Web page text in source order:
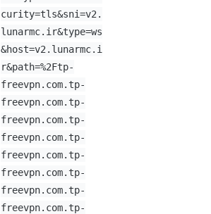
curity=tls&sni=v2.
lunarmc.ir&type=ws
&host=v2.lunarmc.i
r&path=%2Ftp-
freevpn.com.tp-
freevpn.com.tp-
freevpn.com.tp-
freevpn.com.tp-
freevpn.com.tp-
freevpn.com.tp-
freevpn.com.tp-
freevpn.com.tp-